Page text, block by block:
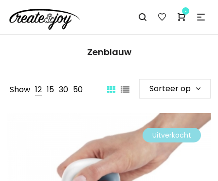
-
Zenblauw
Show 12 15 30 50 Sorteer op
Uitverkocht